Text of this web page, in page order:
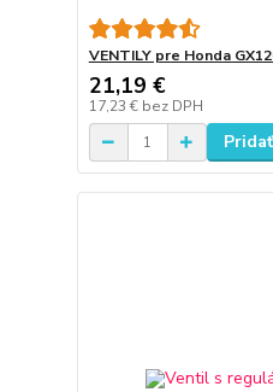
VENTILY pre Honda
21,19 €
17,23 € bez DPH